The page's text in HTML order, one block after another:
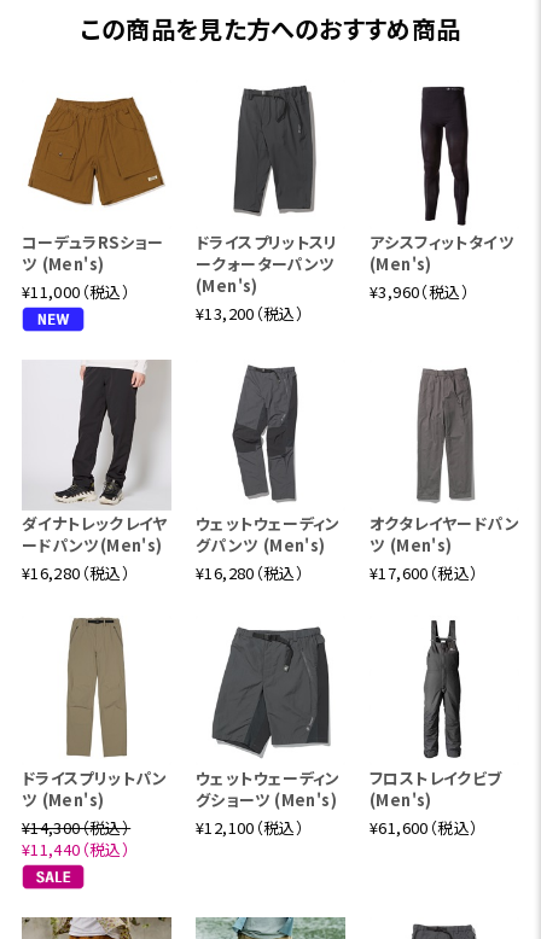
この商品を見た方へのおすすめ商品
コーデュラRSショー
ツ (Men's)
¥11,000（税込）
ドライスプリットスリ
ークォーターパンツ
(Men's)
¥13,200（税込）
アシスフィットタイツ
(Men's)
¥3,960（税込）
ダイナトレックレイヤ
ードパンツ(Men's)
¥16,280（税込）
ウェットウェーディン
グパンツ (Men's)
¥16,280（税込）
オクタレイヤードパン
ツ (Men's)
¥17,600（税込）
ドライスプリットパン
ツ (Men's)
¥14,300（税込）
¥11,440（税込）
ウェットウェーディン
グショーツ (Men's)
¥12,100（税込）
フロストレイクビブ
(Men's)
¥61,600（税込）